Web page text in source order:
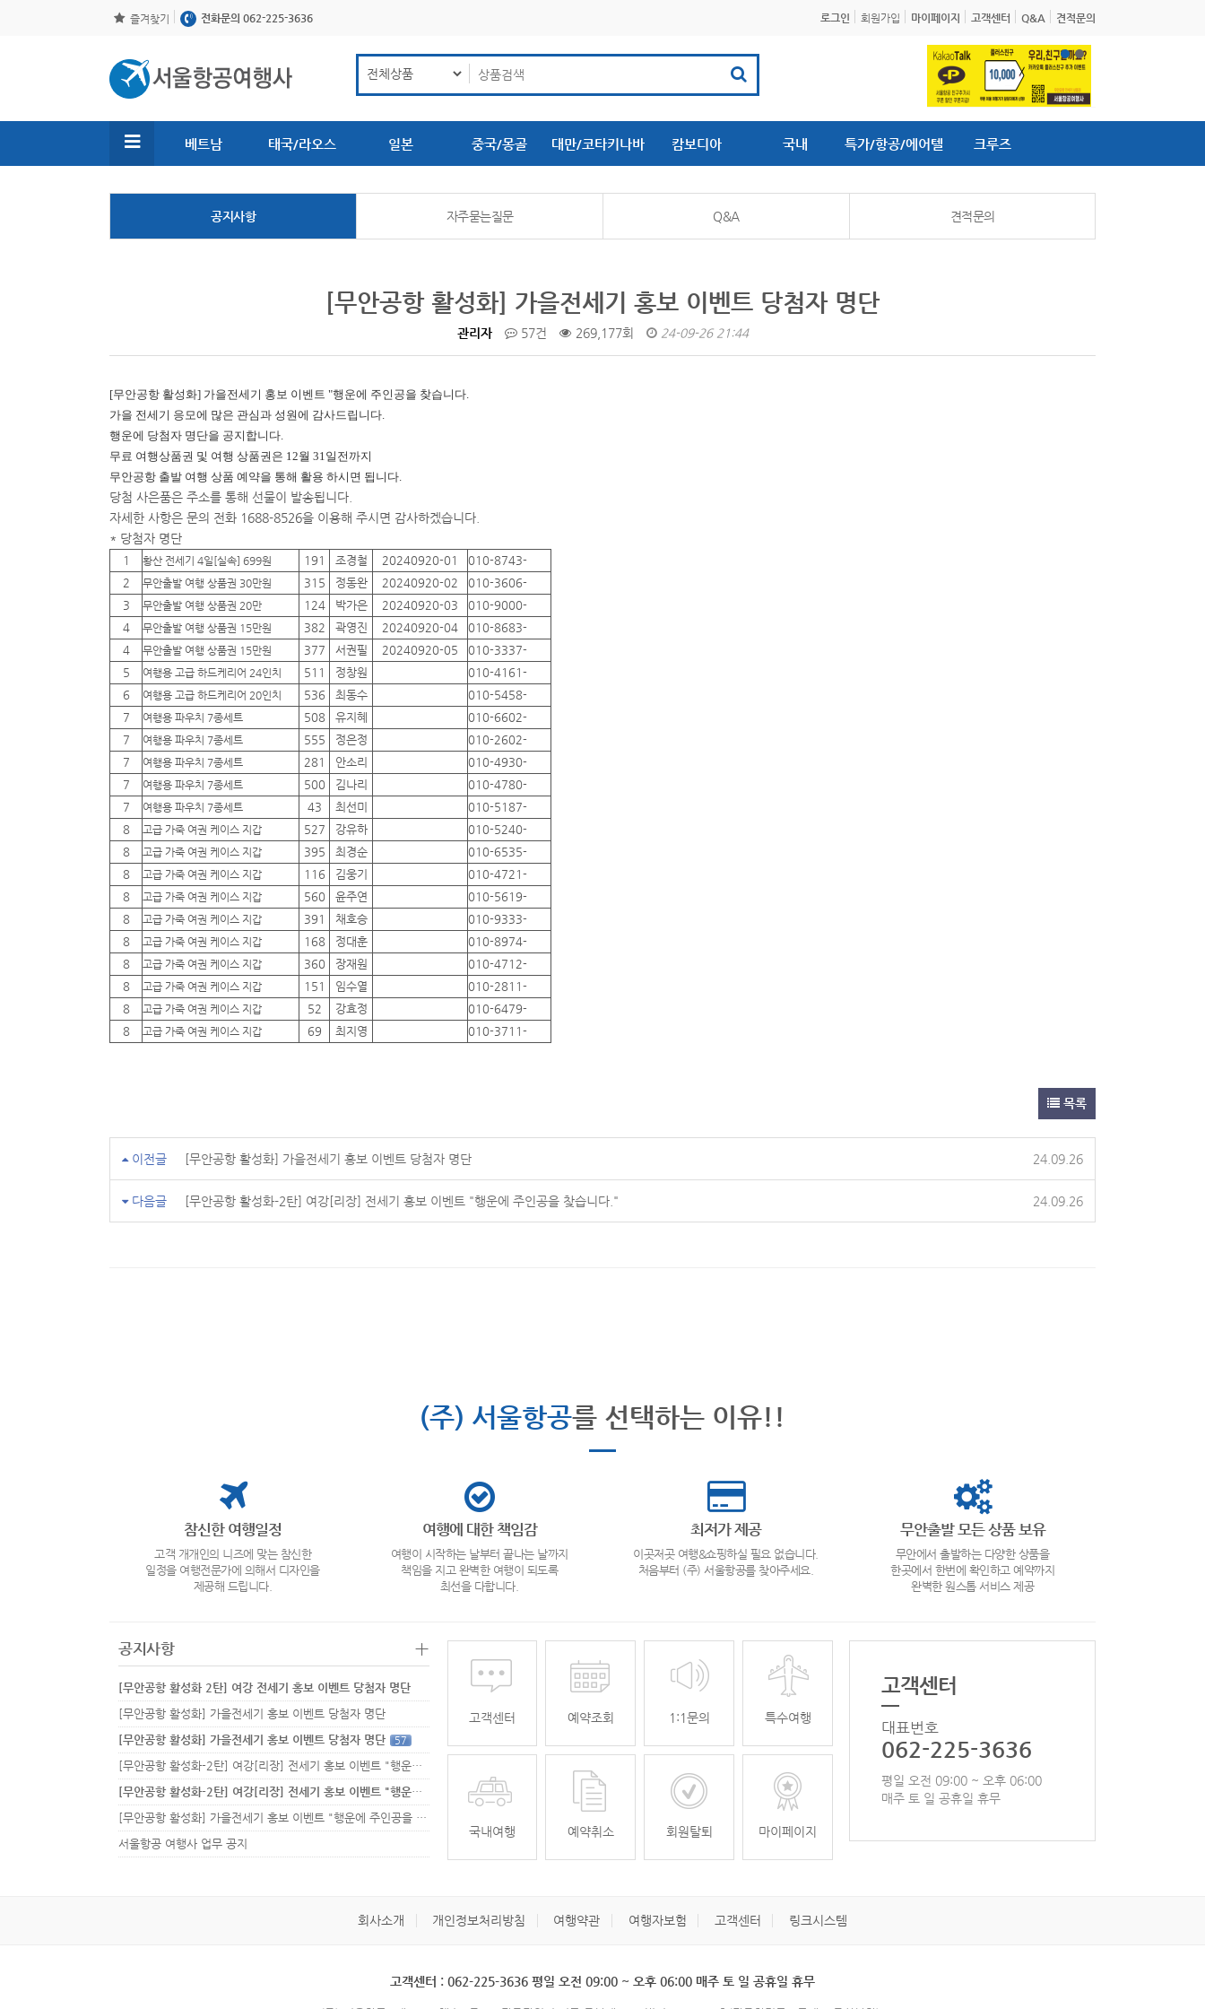
즐겨찾기 전화문의 062-225-3636 로그인 회원가입 마이페이지 고객센터 Q&A 견적문의
베트남 태국/라오스 일본 중국/몽골 대만/코타키나바
루
캄보디아 국내 특가/항공/에어텔 크루즈
공지사항 자주묻는질문 Q&A 견적문의
[무안공항 활성화] 가을전세기 홍보 이벤트 당첨자 명단
관리자 57건 269,177회 24-09-26 21:44
[무안공항 활성화] 가을전세기 홍보 이벤트 "행운에 주인공을 찾습니다.
가을 전세기 응모에 많은 관심과 성원에 감사드립니다.
행운에 당첨자 명단을 공지합니다.
무료 여행상품권 및 여행 상품권은 12월 31일전까지
무안공항 출발 여행 상품 예약을 통해 활용 하시면 됩니다.
당첨 사은품은 주소를 통해 선물이 발송됩니다.
자세한 사항은 문의 전화 1688-8526을 이용해 주시면 감사하겠습니다.
* 당첨자 명단
1 황산 전세기 4일[실속] 699원 191 조경철 20240920-01
010-8743-
2
무안출발 여행 상품권 30만원 315 정동완 20240920-02
010-3606-
3
무안출발 여행 상품권 20만 124 박가은 20240920-03
010-9000-
4
무안출발 여행 상품권 15만원 382 곽영진 20240920-04
010-8683-
4
무안출발 여행 상품권 15만원 377 서권필 20240920-05
010-3337-
5
여행용 고급 하드케리어 24인치 511 정창원
010-4161-
6
여행용 고급 하드케리어 20인치 536 최동수
010-5458-
7
여행용 파우치 7종세트 508 유지혜
010-6602-
7
여행용 파우치 7종세트 555 정은정
010-2602-
7
여행용 파우치 7종세트 281 안소리
010-4930-
7
여행용 파우치 7종세트 500 김나리
010-4780-
7
여행용 파우치 7종세트 43 최선미
010-5187-
8
고급 가죽 여권 케이스 지갑 527 강유하
010-5240-
8
고급 가죽 여권 케이스 지갑 395 최경순
010-6535-
8
고급 가죽 여권 케이스 지갑 116 김웅기
010-4721-
8
고급 가죽 여권 케이스 지갑 560 윤주연
010-5619-
8
고급 가죽 여권 케이스 지갑 391 채호승
010-9333-
8
고급 가죽 여권 케이스 지갑 168 정대훈
010-8974-
8
고급 가죽 여권 케이스 지갑 360 장재원
010-4712-
8
고급 가죽 여권 케이스 지갑 151 임수열
010-2811-
8
고급 가죽 여권 케이스 지갑 52 강효정
010-6479-
8
고급 가죽 여권 케이스 지갑 69 최지영 010-3711-
목록
이전글 [무안공항 활성화] 가을전세기 홍보 이벤트 당첨자 명단 24.09.26
다음글 [무안공항 활성화-2탄] 여강[리장] 전세기 홍보 이벤트 "행운에 주인공을 찾습니다." 24.09.26
(주) 서울항공를 선택하는 이유!!
참신한 여행일정
고객 개개인의 니즈에 맞는 참신한
일정을 여행전문가에 의해서 디자인을
제공해 드립니다.
여행에 대한 책임감
여행이 시작하는 날부터 끝나는 날까지
책임을 지고 완벽한 여행이 되도록
최선을 다합니다.
최저가 제공
이곳저곳 여행&쇼핑하실 필요 없습니다.
처음부터 (주) 서울항공를 찾아주세요.
무안출발 모든 상품 보유
무안에서 출발하는 다양한 상품을
한곳에서 한번에 확인하고 예약까지
완벽한 원스톱 서비스 제공
공지사항 +
[무안공항 활성화 2탄] 여강 전세기 홍보 이벤트 당첨자 명단
[무안공항 활성화] 가을전세기 홍보 이벤트 당첨자 명단
[무안공항 활성화] 가을전세기 홍보 이벤트 당첨자 명단
57
[무안공항 활성화-2탄] 여강[리장] 전세기 홍보 이벤트 "행운에 주인공…
[무안공항 활성화-2탄] 여강[리장] 전세기 홍보 이벤트 "행운에 주인공…
[무안공항 활성화] 가을전세기 홍보 이벤트 "행운에 주인공을 찾습니다."
서울항공 여행사 업무 공지
고객센터 예약조회 1:1문의 특수여행
국내여행 예약취소 회원탈퇴 마이페이지
고객센터
대표번호
062-225-3636
평일 오전 09:00 ~ 오후 06:00
매주 토 일 공휴일 휴무
회사소개 개인정보처리방침 여행약관 여행자보험 고객센터 링크시스템
고객센터 : 062-225-3636 평일 오전 09:00 ~ 오후 06:00 매주 토 일 공휴일 휴무